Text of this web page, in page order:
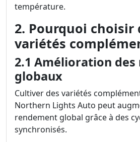
température.
2. Pourquoi choisir
variétés
2.1 Amélioration
globaux
Cultiver des variétés
Northern Lights Auto peut
rendement global grâce à des
synchronisés.